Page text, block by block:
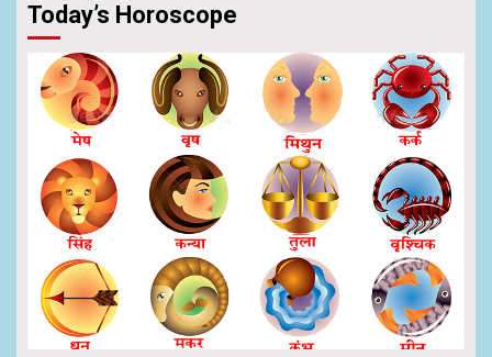
Today’s Horoscope